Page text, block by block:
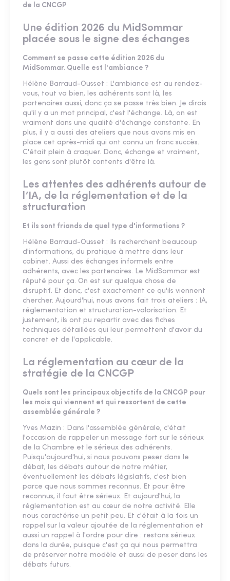
de la CNCGP
Une édition 2026 du MidSommar
placée sous le signe des échanges
Comment se passe cette édition 2026 du
MidSommar. Quelle est l'ambiance ?
Hélène Barraud-Ousset : L'ambiance est au rendez-
vous, tout va bien, les adhérents sont là, les
partenaires aussi, donc ça se passe très bien. Je dirais
qu'il y a un mot principal, c'est l'échange. Là, on est
vraiment dans une qualité d'échange constante. En
plus, il y a aussi des ateliers que nous avons mis en
place cet après-midi qui ont connu un franc succès.
C'était plein à craquer. Donc, échange et vraiment,
les gens sont plutôt contents d'être là.
Les attentes des adhérents autour de
l’IA, de la réglementation et de la
structuration
Et ils sont friands de quel type d'informations ?
Hélène Barraud-Ousset : Ils recherchent beaucoup
d'informations, du pratique à mettre dans leur
cabinet. Aussi des échanges informels entre
adhérents, avec les partenaires. Le MidSommar est
réputé pour ça. On est sur quelque chose de
disruptif. Et donc, c'est exactement ce qu'ils viennent
chercher. Aujourd'hui, nous avons fait trois ateliers : IA,
réglementation et structuration-valorisation. Et
justement, ils ont pu repartir avec des fiches
techniques détaillées qui leur permettent d'avoir du
concret et de l'applicable.
La réglementation au cœur de la
stratégie de la CNCGP
Quels sont les principaux objectifs de la CNCGP pour
les mois qui viennent et qui ressortent de cette
assemblée générale ?
Yves Mazin : Dans l'assemblée générale, c'était
l'occasion de rappeler un message fort sur le sérieux
de la Chambre et le sérieux des adhérents.
Puisqu'aujourd'hui, si nous pouvons peser dans le
débat, les débats autour de notre métier,
éventuellement les débats législatifs, c'est bien
parce que nous sommes reconnus. Et pour être
reconnus, il faut être sérieux. Et aujourd'hui, la
réglementation est au cœur de notre activité. Elle
nous caractérise un petit peu. Et c'était à la fois un
rappel sur la valeur ajoutée de la réglementation et
aussi un rappel à l'ordre pour dire : restons sérieux
dans la durée, puisque c'est ça qui nous permettra
de préserver notre modèle et aussi de peser dans les
débats futurs.